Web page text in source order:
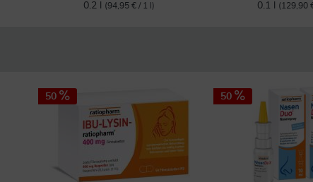
0.2 l
(94,95 € / 1 l)
0.1 l
(129,90
50 50